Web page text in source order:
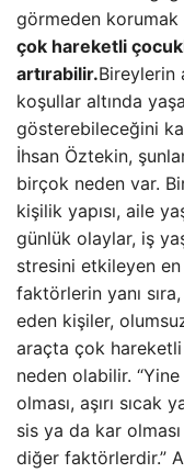
görmeden korumak
çok hareketli
artırabilir.Bireylerin
koşullar altında
gösterebileceğini
İhsan Öztekin,
birçok neden var.
kişilik yapısı, aile
günlük olaylar, iş
stresini etkileyen
faktörlerin yanı
eden kişiler,
araçta çok hareketli
neden olabilir. “Yine
olması, aşırı sıcak
sis ya da kar
diğer faktörlerdir.”